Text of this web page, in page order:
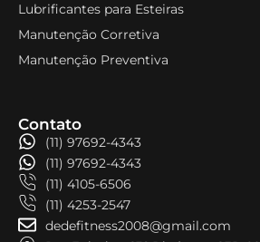
Lubrificantes para Esteiras
Manutenção Corretiva
Manutenção Preventiva
Contato
(11) 97692-4343
(11) 97692-4343
(11) 4105-6506
(11) 4253-2547
dedefitness2008@gmail.com